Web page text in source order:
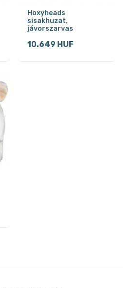
Hoxyheads
sisakhuzat,
jávorszarvas
10.649 HUF